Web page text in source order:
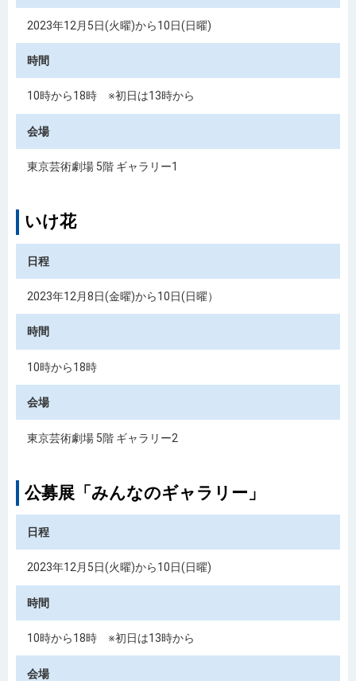
2023年12月5日(火曜)から10日(日曜)
時間
10時から18時 ※初日は13時から
会場
東京芸術劇場 5階 ギャラリー1
いけ花
日程
2023年12月8日(金曜)から10日(日曜）
時間
10時から18時
会場
東京芸術劇場 5階 ギャラリー2
公募展「みんなのギャラリー」
日程
2023年12月5日(火曜)から10日(日曜)
時間
10時から18時 ※初日は13時から
会場